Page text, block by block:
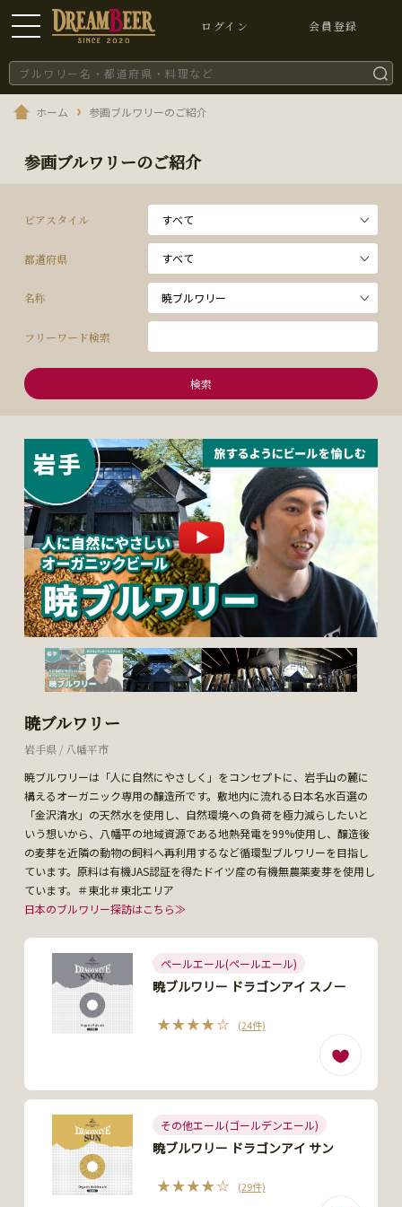
ログイン 会員登録
ホーム 参画ブルワリーのご紹介
参画ブルワリーのご紹介
ビアスタイル
都道府県
名称
フリーワード検索
検索
暁ブルワリー
岩手県 / 八幡平市
暁ブルワリーは「人に自然にやさしく」をコンセプトに、岩手山の麓に
構えるオーガニック専用の醸造所です。敷地内に流れる日本名水百選の
「金沢清水」の天然水を使用し、自然環境への負荷を極力減らしたいと
いう想いから、八幡平の地域資源である地熱発電を99%使用し、醸造後
の麦芽を近隣の動物の飼料へ再利用するなど循環型ブルワリーを目指し
ています。原料は有機JAS認証を得たドイツ産の有機無農薬麦芽を使用し
ています。＃東北＃東北エリア
日本のブルワリー探訪はこちら≫
ペールエール(ペールエール)
暁ブルワリー ドラゴンアイ スノー
(24件)
その他エール(ゴールデンエール)
暁ブルワリー ドラゴンアイ サン
(29件)